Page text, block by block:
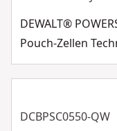
(DCBPS0554-XJ)
400 mm
einen
Wassertank und
DEWALT®
Pouch-Zellen
DCBPSC0550-QW